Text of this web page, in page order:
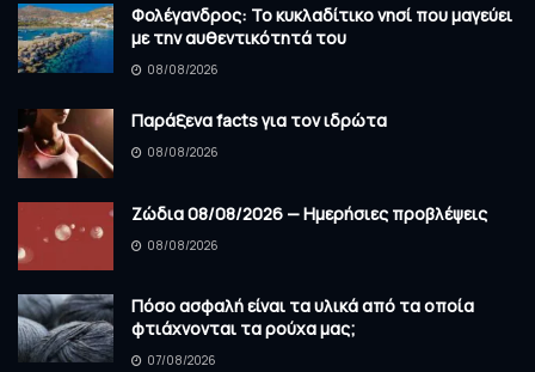
Φολέγανδρος: Το κυκλαδίτικο νησί που μαγεύει
με την αυθεντικότητά του
08/08/2026
Παράξενα facts για τον ιδρώτα
08/08/2026
Ζώδια 08/08/2026 — Ημερήσιες προβλέψεις
08/08/2026
Πόσο ασφαλή είναι τα υλικά από τα οποία
φτιάχνονται τα ρούχα μας;
07/08/2026